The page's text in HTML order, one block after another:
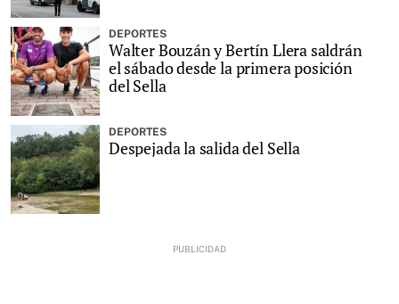
DEPORTES
Walter Bouzán y Bertín Llera saldrán
el sábado desde la primera posición
del Sella
DEPORTES
Despejada la salida del Sella